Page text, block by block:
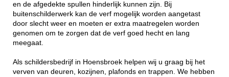
en de afgedekte spullen hinderlijk kunnen zijn. Bij
buitenschilderwerk kan de verf mogelijk worden aangetast
door slecht weer en moeten er extra maatregelen worden
genomen om te zorgen dat de verf goed hecht en lang
meegaat.
Als schildersbedrijf in Hoensbroek helpen wij u graag bij het
verven van deuren, kozijnen, plafonds en trappen. We hebben